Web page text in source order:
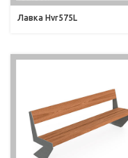
Лавка Hvr575L